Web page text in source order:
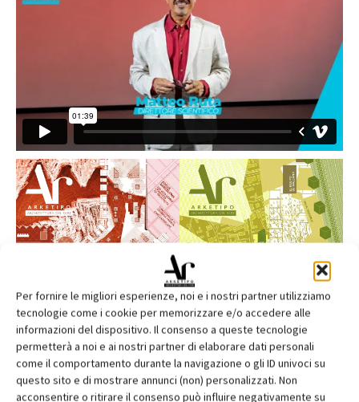
Per fornire le migliori esperienze, noi e i nostri partner utilizziamo
tecnologie come i cookie per memorizzare e/o accedere alle
informazioni del dispositivo. Il consenso a queste tecnologie
permetterà a noi e ai nostri partner di elaborare dati personali
come il comportamento durante la navigazione o gli ID univoci su
questo sito e di mostrare annunci (non) personalizzati. Non
acconsentire o ritirare il consenso può influire negativamente su